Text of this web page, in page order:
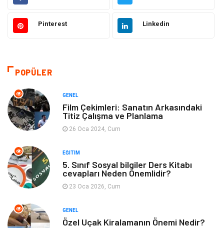
Elektrik & Elektronik Giyim
Eğitim ve Kariyer
Otomotiv
Makine Alışveriş
Tatil Yeme İçme
Bilgisayar & Yazılım Spor
Pinterest Linkedin
POPÜLER
GENEL
Film Çekimleri: Sanatın Arkasındaki
Titiz Çalışma ve Planlama
26 Oca 2024, Cum
EĞITIM
5. Sınıf Sosyal bilgiler Ders Kitabı
cevapları Neden Önemlidir?
23 Oca 2026, Cum
GENEL
Özel Uçak Kiralamanın Önemi Nedir?